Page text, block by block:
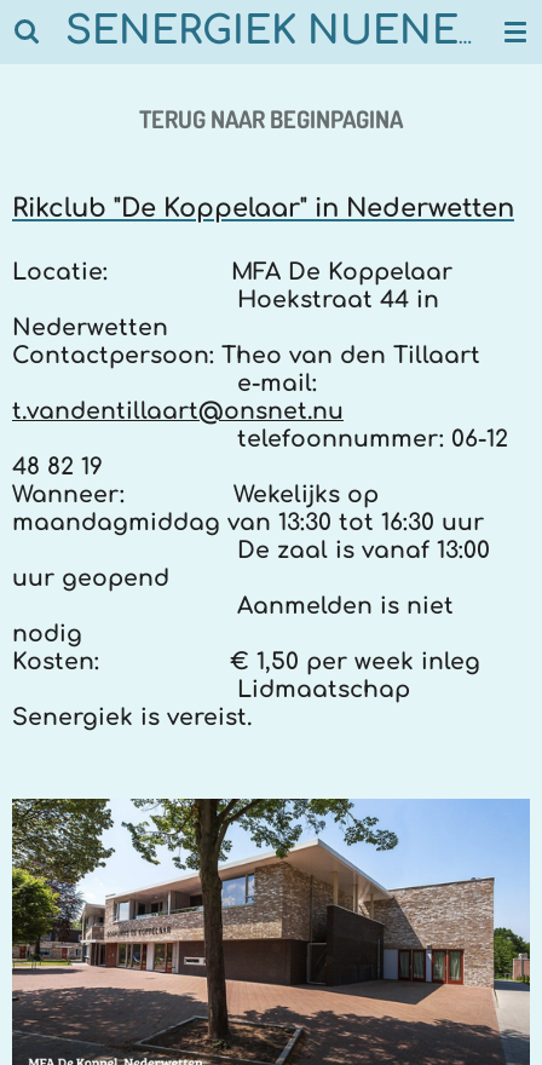
Ga
SENERGIEK NUENEN
TERUG NAAR BEGINPAGINA
Rikclub "De Koppelaar" in Nederwetten
Locatie:
MFA De Koppelaar
Hoekstraat 44 in
Nederwetten
Contactpersoon: Theo van den Tillaart
e-mail:
t.vandentillaart@onsnet.nu
telefoonnummer: 06-12
48 82 19
Wanneer:
Wekelijks op
maandagmiddag van 13:30 tot 16:30 uur
De zaal is vanaf 13:00
uur geopend
Aanmelden is niet
nodig
Kosten:
€ 1,50 per week inleg
Lidmaatschap
Senergiek is vereist.